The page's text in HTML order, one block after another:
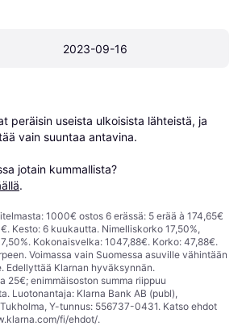
2023-09-16
peräisin useista ulkoisista lähteistä, ja
vain suuntaa antavina.
jotain kummallista?
.
1000€ ostos 6 erässä: 5 erää à 174,65€
Kesto: 6 kuukautta. Nimelliskorko 17,50%,
Kokonaisvelka: 1047,88€. Korko: 47,88€.
Voimassa vain Suomessa asuville vähintään
Edellyttää Klarnan hyväksynnän.
25€; enimmäisoston summa riippuu
Luotonantaja: Klarna Bank AB (publ),
Y-tunnus: 556737-0431. Katso ehdot
fi/ehdot/.